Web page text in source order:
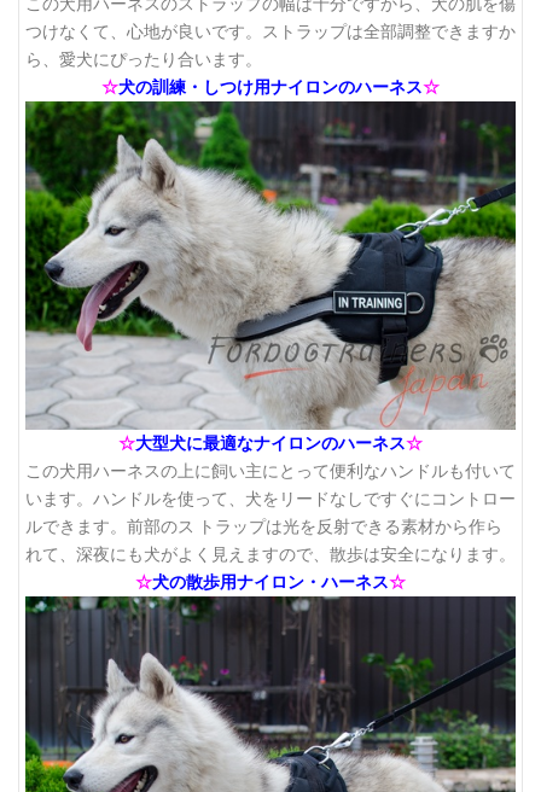
この犬用ハーネスのストラップの幅は十分ですから、犬の肌を傷
つけなくて、心地が良いです。ストラップは全部調整できますか
ら、愛犬にぴったり合います。
☆犬の訓練・しつけ用ナイロンのハーネス☆
☆大型犬に最適なナイロンのハーネス☆
この犬用ハーネスの上に飼い主にとって便利なハンドルも付いて
います。ハンドルを使って、犬をリードなしですぐにコントロー
ルできます。前部のス トラップは光を反射できる素材から作ら
れて、深夜にも犬がよく見えますので、散歩は安全になります。
☆犬の散歩用ナイロン・ハーネス☆